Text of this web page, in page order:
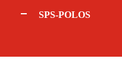
SPS-POLOS